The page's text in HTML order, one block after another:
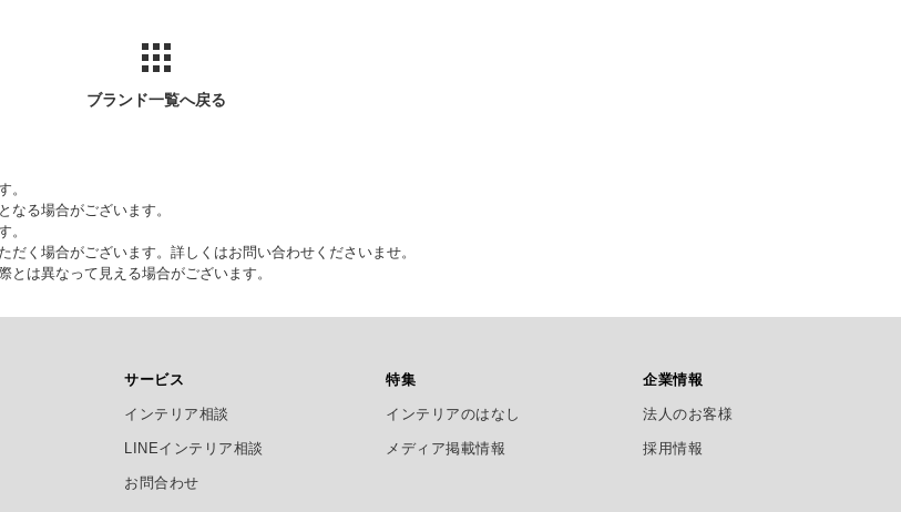
ブランド一覧へ戻る
。
る場合がございます。
。
く場合がございます。詳しくはお問い合わせくださいませ。
は異なって見える場合がございます。
サービス
インテリア相談
LINEインテリア相談
お問合わせ
特集
インテリアのはなし
メディア掲載情報
企業情報
法人のお客様
採用情報